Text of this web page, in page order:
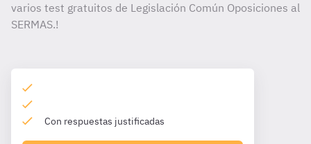
varios test gratuitos de Legislación Común Oposiciones al
SERMAS.!
Con respuestas justificadas